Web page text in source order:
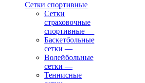
Сетки спортивные
Сетки
страховочные
спортивные —
Баскетбольные
сетки —
Волейбольные
сетки —
Теннисные